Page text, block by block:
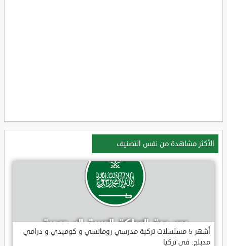
الأكثر مشاهدة من نفس التصنيف
أشهر 5 مسلسلات تركية مدرسي رومانسي و كوميدي و درامي
مدبلج. في تركيا